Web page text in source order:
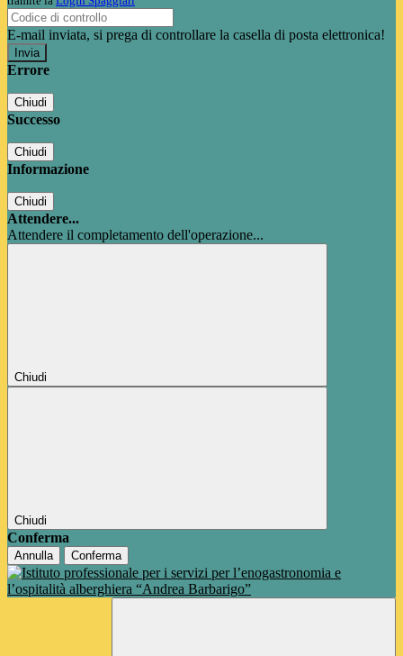
E-mail inviata, si prega di controllare la casella di posta elettronica!
Errore
Chiudi
Successo
Chiudi
Informazione
Chiudi
Attendere...
Attendere il completamento dell'operazione...
Chiudi
Chiudi
Conferma
Annulla Conferma